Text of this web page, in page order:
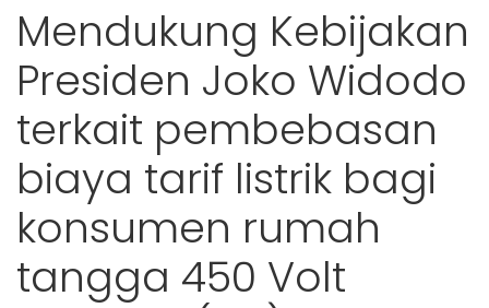
Mendukung Kebijakan
Presiden Joko Widodo
terkait pembebasan
biaya tarif listrik bagi
konsumen rumah
tangga 450 Volt